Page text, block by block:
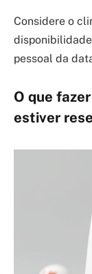
Considere o
pessoal da
O que
estiver